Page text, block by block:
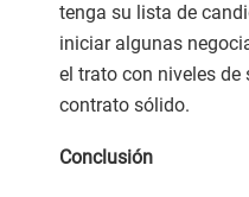
tenga su lista de
iniciar algunas
el trato con niveles de
contrato sólido.
Conclusión